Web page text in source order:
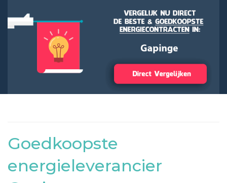
Goedkoopste
energieleverancier